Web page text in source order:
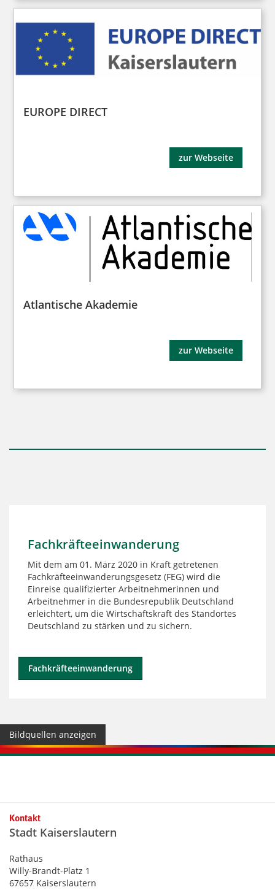
EUROPE DIRECT
zur Webseite
Atlantische Akademie
zur Webseite
Fachkräfteeinwanderung
Mit dem am 01. März 2020 in Kraft getretenen
Fachkräfteeinwanderungsgesetz (FEG) wird die
Einreise qualifizierter Arbeitnehmerinnen und
Arbeitnehmer in die Bundesrepublik Deutschland
erleichtert, um die Wirtschaftskraft des Standortes
Deutschland zu stärken und zu sichern.
Fachkräfteeinwanderung
Bildquellen anzeigen
Kontaktinformationen und Weiterführendes
Kontakt
Stadt Kaiserslautern
Rathaus
Willy-Brandt-Platz 1
67657 Kaiserslautern